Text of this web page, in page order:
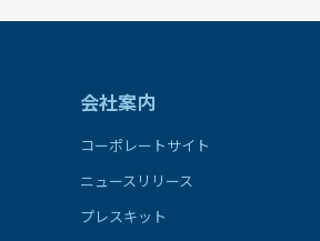
会社案内
コーポレートサイト
ニュースリリース
プレスキット